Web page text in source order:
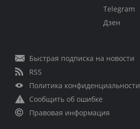
Telegram
Дзен
Быстрая подписка на новости
RSS
Политика конфиденциальности
Сообщить об ошибке
Правовая информация